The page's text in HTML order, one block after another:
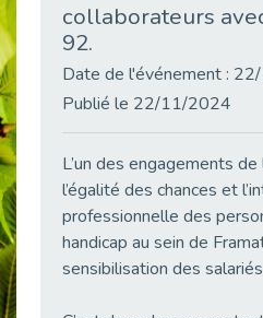
Publié le 02/06/2026
Publié le 30/05/2026
Publié le 21/05/2026
Publié le 18/05/2026
collaborateurs
92.
Date de l'événement :
Publié le 22/11/2024
L’un des engagements de
l’égalité des chances et
professionnelle des
handicap au sein de
sensibilisation des